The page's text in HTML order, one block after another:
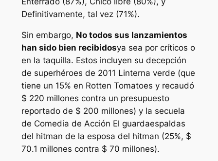
Definitivamente, tal vez (71%).
Sin embargo, No todos sus lanzamientos
han sido bien recibidosya sea por críticos o
en la taquilla. Estos incluyen su decepción
de superhéroes de 2011 Linterna verde (que
tiene un 15% en Rotten Tomatoes y recaudó
$ 220 millones contra un presupuesto
reportado de $ 200 millones) y la secuela
de Comedia de Acción El guardaespaldas
del hitman de la esposa del hitman (25%, $
70.1 millones contra $ 70 millones).